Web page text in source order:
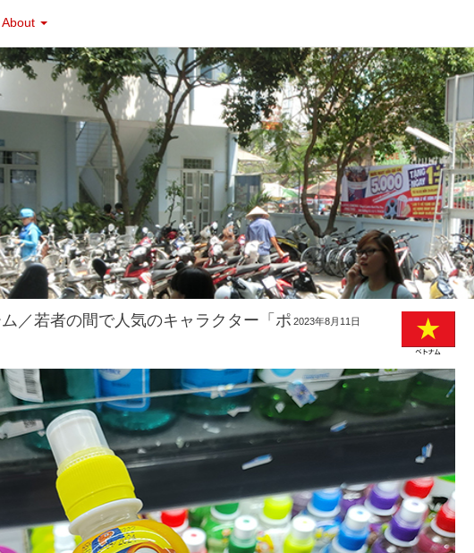
About
／若者の間で人気のキャラクター「ポ 2023年8月11日